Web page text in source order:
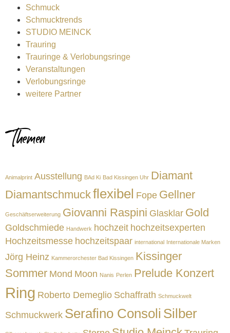
Schmuck
Schmucktrends
STUDIO MEINCK
Trauring
Trauringe & Verlobungsringe
Veranstaltungen
Verlobungsringe
weitere Partner
Themen
Animalprint Ausstellung BAd Ki Bad Kissingen Uhr Diamant
Diamantschmuckflexibel Fope Gellner
Geschäftserweiterung Giovanni Raspini Glasklar Gold
Goldschmiede Handwerk hochzeit hochzeitsexperten
Hochzeitsmesse hochzeitspaar international Internationale Marken
Jörg Heinz Kammerorchester Bad Kissingen Kissinger
Sommer Mond Moon Nanis Perlen Prelude Konzert
Ring Roberto Demeglio Schaffrath Schmuckwelt
Schmuckwerk Serafino Consoli Silber